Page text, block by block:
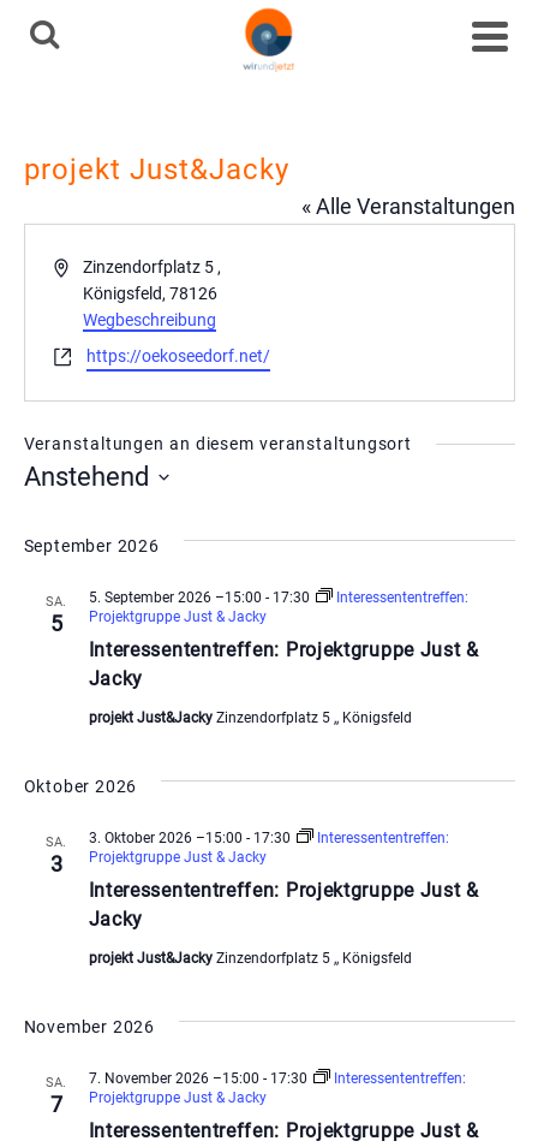
projekt Just&Jacky
« Alle Veranstaltungen
AdresseZinzendorfplatz 5 ,
Königsfeld, 78126
Wegbeschreibung
Webseitehttps://oekoseedorf.net/
Veranstaltungen an diesem veranstaltungsort
Anstehend
wählen.
September 2026
SA.
5
Interessententreffen: Projektgruppe Just &
Jacky
5. September 2026 –15:00 - 17:30
Interessententreffen:
Projektgruppe Just & Jacky
projekt Just&Jacky Zinzendorfplatz 5 ,, Königsfeld
Oktober 2026
SA.
3
Interessententreffen: Projektgruppe Just &
Jacky
3. Oktober 2026 –15:00 - 17:30
Interessententreffen:
Projektgruppe Just & Jacky
projekt Just&Jacky Zinzendorfplatz 5 ,, Königsfeld
November 2026
SA.
7
Interessententreffen: Projektgruppe Just &
7. November 2026 –15:00 - 17:30
Interessententreffen:
Projektgruppe Just & Jacky